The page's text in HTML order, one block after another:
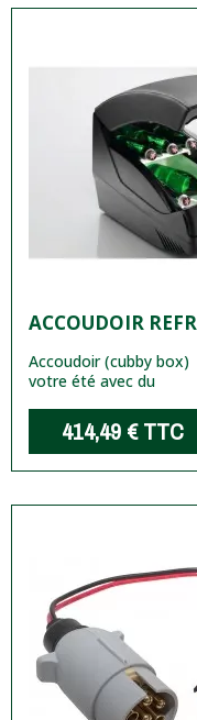
ACCOUDOIR
Accoudoir (cubby
votre été avec du
414,49 €TTC